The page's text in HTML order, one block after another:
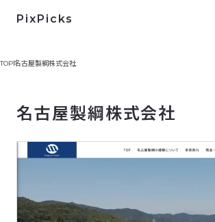
PixPicks
TOP名古屋製綱株式会社
名古屋製綱株式会社